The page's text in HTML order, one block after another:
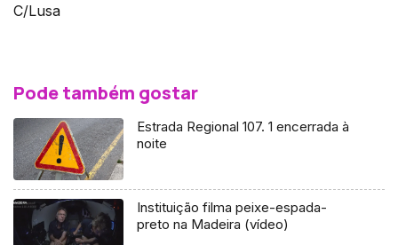
C/Lusa
Pode também gostar
Estrada Regional 107. 1 encerrada à
noite
Instituição filma peixe-espada-
preto na Madeira (vídeo)